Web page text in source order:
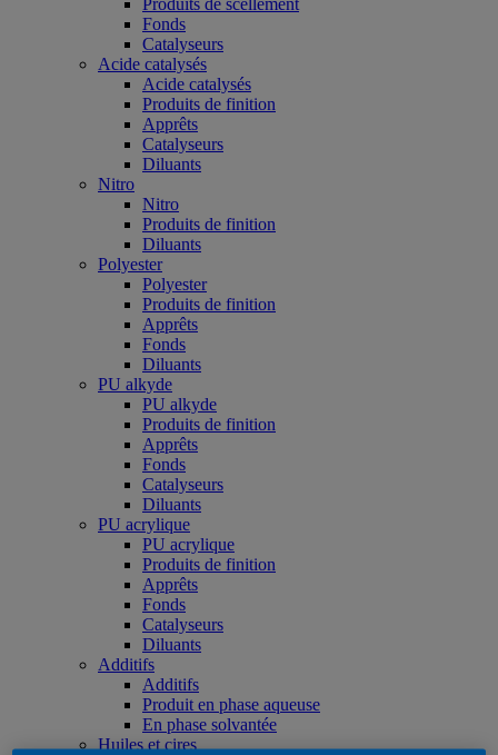
Produits de scellement
Fonds
Catalyseurs
Acide catalysés
Acide catalysés
Produits de finition
Apprêts
Catalyseurs
Diluants
Nitro
Nitro
Produits de finition
Diluants
Polyester
Polyester
Produits de finition
Apprêts
Fonds
Diluants
PU alkyde
PU alkyde
Produits de finition
Apprêts
Fonds
Catalyseurs
Diluants
PU acrylique
PU acrylique
Produits de finition
Apprêts
Fonds
Catalyseurs
Diluants
Additifs
Additifs
Produit en phase aqueuse
En phase solvantée
Huiles et cires